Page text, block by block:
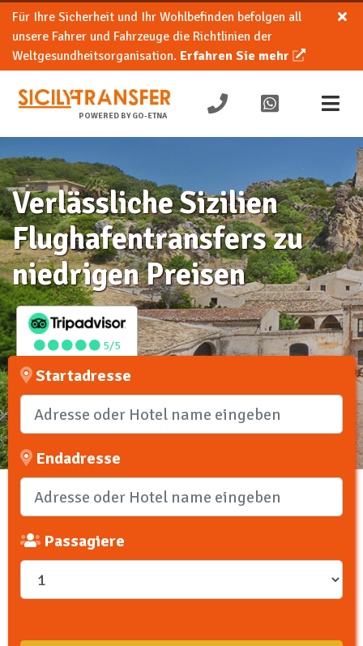
Für Ihre Sicherheit und Ihr Wohlbefinden befolgen all
unsere Fahrer und Fahrzeuge die Richtlinien der
Weltgesundheitsorganisation. Erfahren Sie mehr
POWERED BY GO-ETNA
Verlässliche Sizilien
Flughafentransfers zu
niedrigen Preisen
Startadresse
Endadresse
Passagiere
5/5